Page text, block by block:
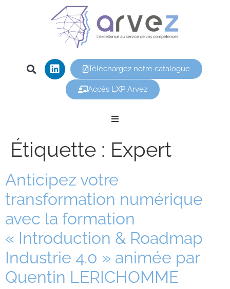
Téléchargez notre catalogue
Accès LXP Arvez
Nos offres
Nos formations
Vous êtes
Contacts
Étiquette : Expert
Anticipez votre
transformation numérique
avec la formation
« Introduction & Roadmap
Industrie 4.0 » animée par
Quentin LERICHOMME